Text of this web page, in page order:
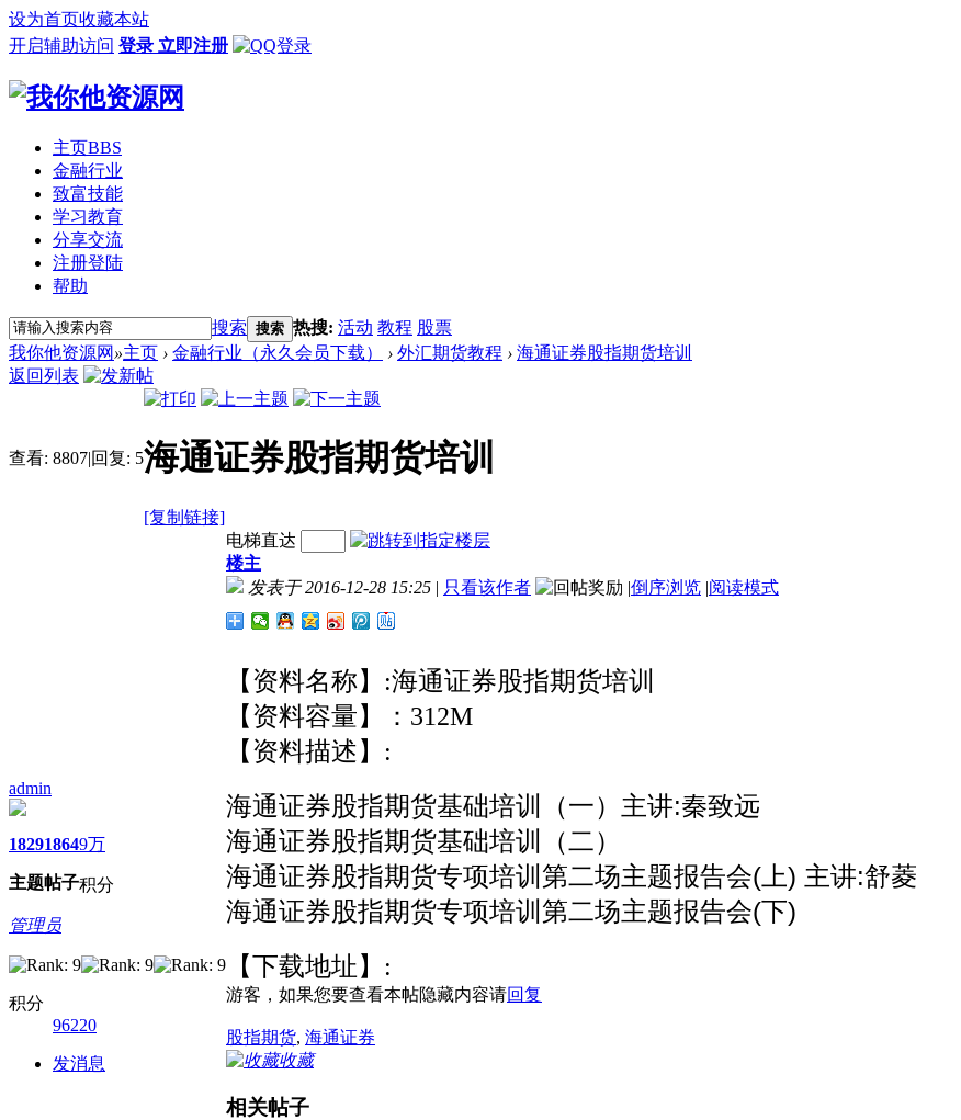
设为首页收藏本站
开启辅助访问 登录 立即注册
主页BBS
金融行业
致富技能
学习教育
分享交流
注册登陆
帮助
搜索 搜索 热搜: 活动 教程 股票
我你他资源网 »主页 › 金融行业（永久会员下载） › 外汇期货教程 › 海通证券股指期货培训
返回列表
查看: 8807|回复: 5海通证券股指期货培训
[复制链接]
admin
1829
主题
1864
帖子
9万
积分
管理员
积分
96220
发消息
电梯直达
楼主
发表于 2016-12-28 15:25 | 只看该作者 |倒序浏览 |阅读模式
【资料名称】:海通证券股指期货培训
【资料容量】：312M
【资料描述】:
海通证券股指期货基础培训（一）主讲:秦致远
海通证券股指期货基础培训（二）
海通证券股指期货专项培训第二场主题报告会(上) 主讲:舒菱
海通证券股指期货专项培训第二场主题报告会(下)
【下载地址】:
游客，如果您要查看本帖隐藏内容请回复
股指期货, 海通证券
收藏
相关帖子